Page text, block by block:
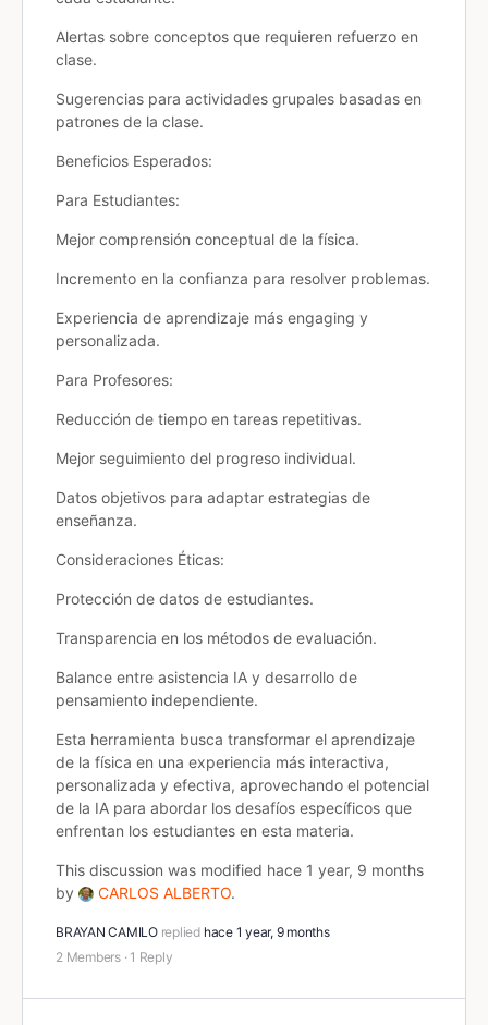
Alertas sobre conceptos que requieren refuerzo en
clase.
Sugerencias para actividades grupales basadas en
patrones de la clase.
Beneficios Esperados:
Para Estudiantes:
Mejor comprensión conceptual de la física.
Incremento en la confianza para resolver problemas.
Experiencia de aprendizaje más engaging y
personalizada.
Para Profesores:
Reducción de tiempo en tareas repetitivas.
Mejor seguimiento del progreso individual.
Datos objetivos para adaptar estrategias de
enseñanza.
Consideraciones Éticas:
Protección de datos de estudiantes.
Transparencia en los métodos de evaluación.
Balance entre asistencia IA y desarrollo de
pensamiento independiente.
Esta herramienta busca transformar el aprendizaje
de la física en una experiencia más interactiva,
personalizada y efectiva, aprovechando el potencial
de la IA para abordar los desafíos específicos que
enfrentan los estudiantes en esta materia.
This discussion was modified hace 1 year, 9 months
by
CARLOS ALBERTO.
BRAYAN CAMILO replied hace 1 year, 9 months
2 Members · 1 Reply